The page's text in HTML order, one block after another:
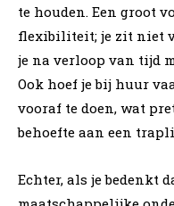
te houden. Een groot
flexibiliteit; je zit niet
je na verloop van tijd
Ook hoef je bij huur
vooraf te doen, wat
behoefte aan een
Echter, als je bedenkt